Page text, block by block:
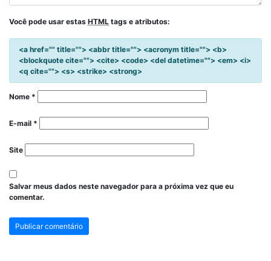
Você pode usar estas HTML tags e atributos:
<a href="" title=""> <abbr title=""> <acronym title=""> <b>
<blockquote cite=""> <cite> <code> <del datetime=""> <em> <i>
<q cite=""> <s> <strike> <strong>
Nome *
E-mail *
Site
Salvar meus dados neste navegador para a próxima vez que eu
comentar.